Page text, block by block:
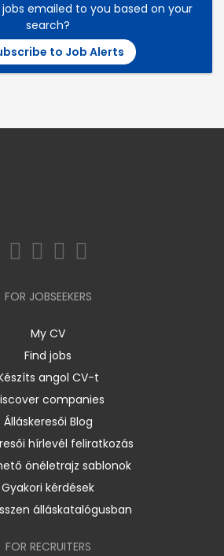
emailed to you based on your
search?
to Job Alerts
FOR JOBSEEKERS
My CV
Find jobs
angol CV-t
companies
Álláskeresői Blog
hírlevél feliratkozás
önéletrajz sablonok
Gyakori kérdések
álláskatalógusban
FOR RECRUITERS